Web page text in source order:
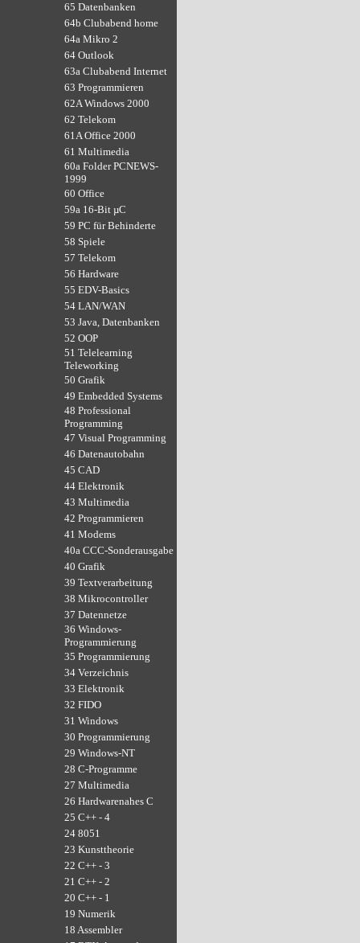
65 Datenbanken
64b Clubabend home
64a Mikro 2
64 Outlook
63a Clubabend Internet
63 Programmieren
62A Windows 2000
62 Telekom
61A Office 2000
61 Multimedia
60a Folder PCNEWS-
1999
60 Office
59a 16-Bit µC
59 PC für Behinderte
58 Spiele
57 Telekom
56 Hardware
55 EDV-Basics
54 LAN/WAN
53 Java, Datenbanken
52 OOP
51 Telelearning
Teleworking
50 Grafik
49 Embedded Systems
48 Professional
Programming
47 Visual Programming
46 Datenautobahn
45 CAD
44 Elektronik
43 Multimedia
42 Programmieren
41 Modems
40a CCC-Sonderausgabe
40 Grafik
39 Textverarbeitung
38 Mikrocontroller
37 Datennetze
36 Windows-
Programmierung
35 Programmierung
34 Verzeichnis
33 Elektronik
32 FIDO
31 Windows
30 Programmierung
29 Windows-NT
28 C-Programme
27 Multimedia
26 Hardwarenahes C
25 C++ - 4
24 8051
23 Kunsttheorie
22 C++ - 3
21 C++ - 2
20 C++ - 1
19 Numerik
18 Assembler